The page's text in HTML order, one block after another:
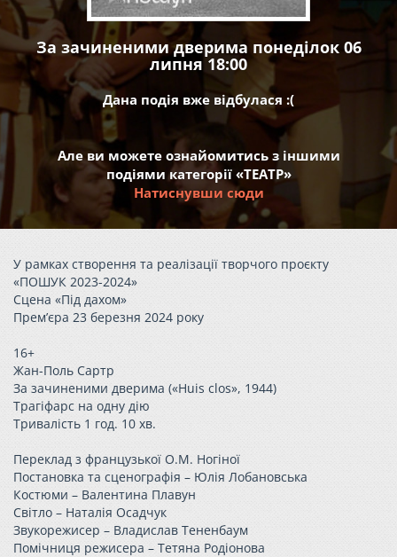
За зачиненими дверима понеділок 06
липня 18:00
Дана подія вже відбулася :(
Але ви можете ознайомитись з іншими
подіями категорії «ТЕАТР»
Натиснувши сюди
У рамках створення та реалізації творчого проєкту
«ПОШУК 2023-2024»
Сцена «Під дахом»
Прем’єра 23 березня 2024 року
16+
Жан-Поль Сартр
За зачиненими дверима («Huis clos», 1944)
Трагіфарс на одну дію
Тривалість 1 год. 10 хв.
Переклад з французької О.М. Ногіної
Постановка та сценографія – Юлія Лобановська
Костюми – Валентина Плавун
Світло – Наталія Осадчук
Звукорежисер – Владислав Тененбаум
Помічниця режисера – Тетяна Родіонова